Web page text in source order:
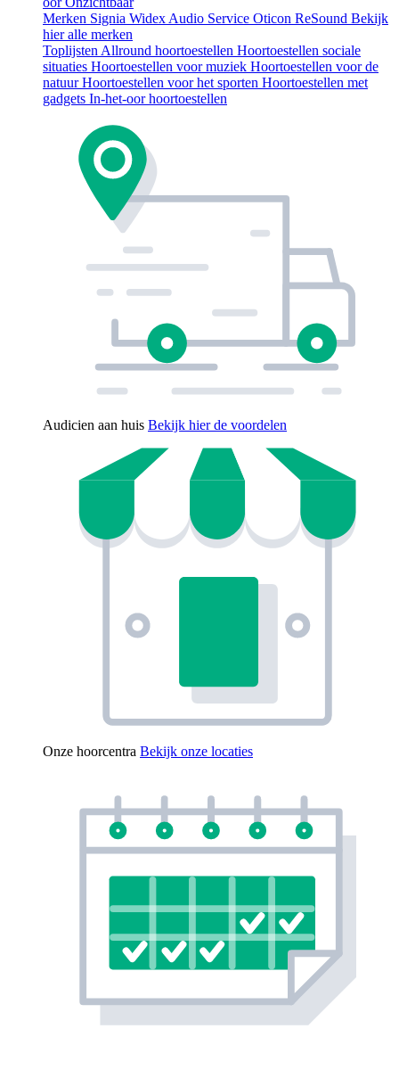
Merken Signia Widex Audio Service Oticon ReSound Bekijk
hier alle merken
Toplijsten Allround hoortoestellen Hoortoestellen sociale
situaties Hoortoestellen voor muziek Hoortoestellen voor de
natuurHoortoestellen voor het sporten Hoortoestellen met
gadgets In-het-oor hoortoestellen
Audicien aan huis Bekijk hier de voordelen
Onze hoorcentra Bekijk onze locaties